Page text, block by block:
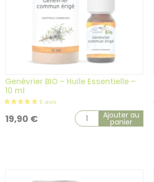
1 avis
Genévrier BIO – Huile Essentielle –
10 ml
19,90 € Ajouter au
panier